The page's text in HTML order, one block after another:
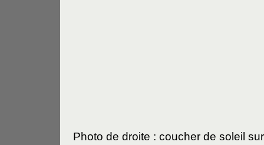
Photo de droite : coucher de soleil